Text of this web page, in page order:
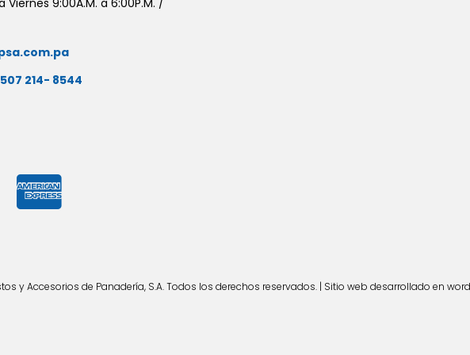
214- 8544
y Accesorios de Panadería, S.A. Todos los derechos reservados. | Sitio web desarrollado en